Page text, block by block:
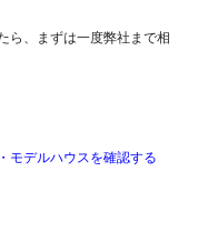
ら、まずは一度弊社まで相
モデルハウスを確認する